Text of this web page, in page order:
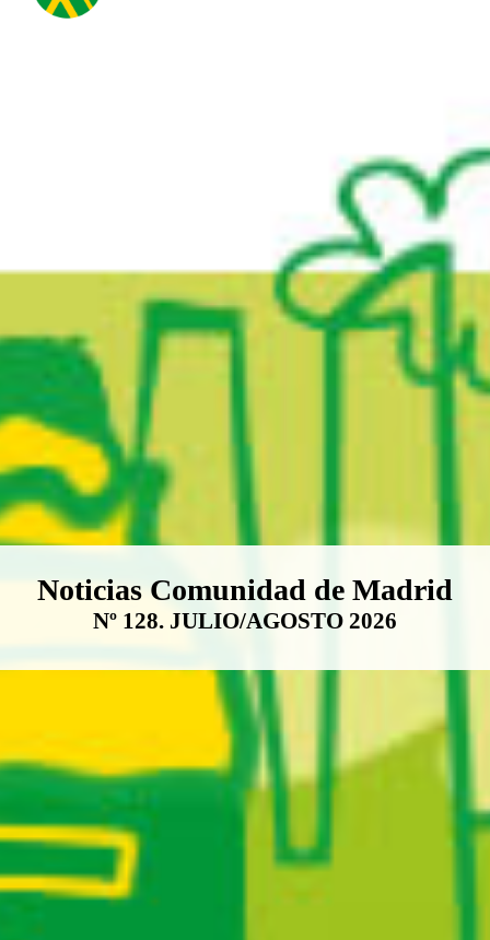
Boletín Noticias Comunidad de
Noticias Comunidad de Madrid
Nº 128. JULIO/AGOSTO 2026